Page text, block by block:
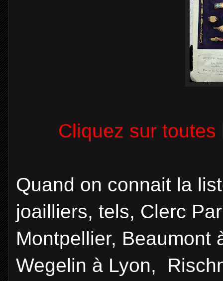
Cliquez sur
Quand on connait la
joailliers, tels, Clerc
Montpellier,
Wegelin à Lyon,